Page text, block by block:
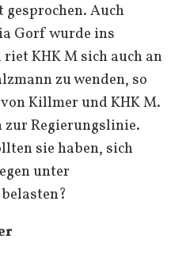
Auch
Gorf wurde ins
KHK M sich auch an
zu wenden, so
Killmer und KHK M.
zur Regierungslinie.
sie haben, sich
unter